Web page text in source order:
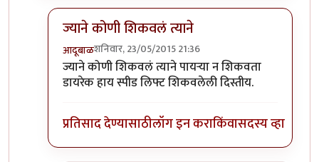
ज्याने कोणी शिकवलं त्याने
आदूबाळशनिवार, 23/05/2015 21:36
In reply toकोण शिकवले रे ह्यांना?byसदस्यनाम
ज्याने कोणी शिकवलं त्याने पायऱ्या न शिकवता
डायरेक हाय स्पीड लिफ्ट शिकवलेली दिस्तीय.
प्रतिसाद देण्यासाठीलॉग इन कराकिंवासदस्य व्हा